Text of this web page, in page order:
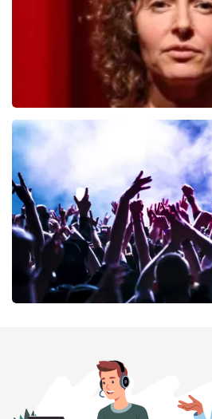
Esther van der Voort
BESTEL NU
BESTEL NU